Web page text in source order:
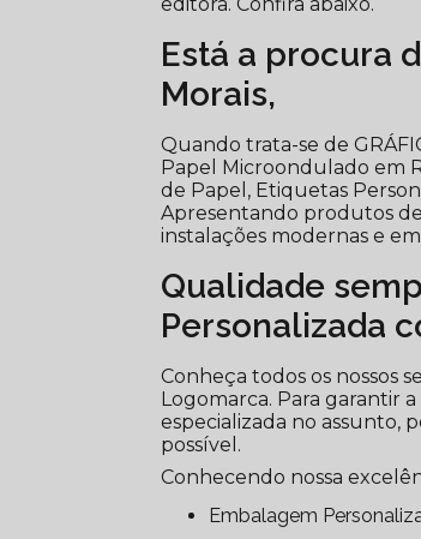
Está a procura
Morais,
Quando trata-se de
Papel Microondulado em
de Papel, Etiquetas
Apresentando produtos
instalações modernas e
Qualidade
Personalizada
Conheça todos os nossos
Logomarca. Para garantir
especializada no assunto,
possível.
Conhecendo nossa
Embalagem